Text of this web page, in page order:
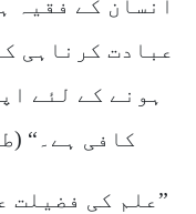
انسان کے فقیہ
عبادت کرناہی
ہونے کے لئے
کافی ہے۔“
”علم کی فضیلت